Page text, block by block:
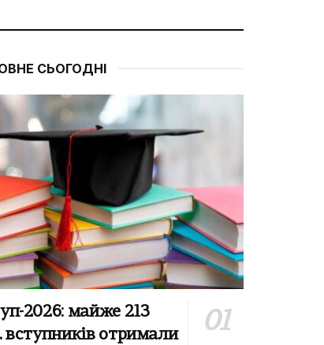
СЬОГОДНІ
2026: майже 213
вступників отримали